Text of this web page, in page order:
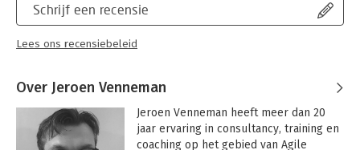
Schrijf een recensie
Lees ons recensiebeleid
Over Jeroen Venneman
Jeroen Venneman heeft meer dan 20
jaar ervaring in consultancy, training en
coaching op het gebied van Agile